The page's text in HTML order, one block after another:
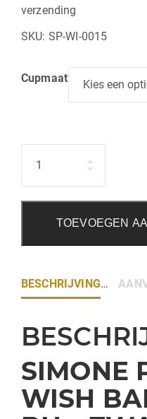
verzending
SKU: SP-WI-0015
Cupmaat
TOEVOEGEN
BESCHRIJVING
SIMONE
WISH